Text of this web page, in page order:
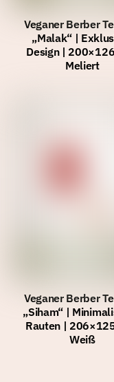
Veganer Berber
„Malak“ |
Design |
Meliert
Veganer Berber
„Siham“ |
Rauten |
Weiß